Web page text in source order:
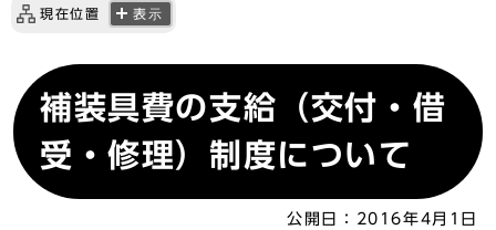
現在位置 表示
補装具費の支給（交付・借
受・修理）制度について
公開日：
2016年4月1日